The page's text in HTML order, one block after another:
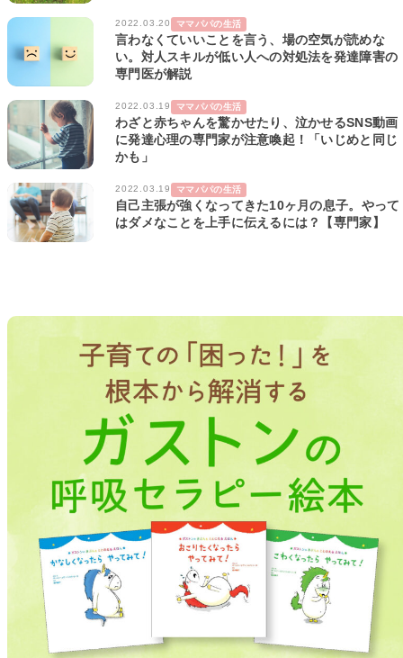
2022.03.20 ママパパの生活
言わなくていいことを言う、場の空気が読めな
い。対人スキルが低い人への対処法を発達障害の
専門医が解説
2022.03.19 ママパパの生活
わざと赤ちゃんを驚かせたり、泣かせるSNS動画
に発達心理の専門家が注意喚起！「いじめと同じ
かも」
2022.03.19 ママパパの生活
自己主張が強くなってきた10ヶ月の息子。やって
はダメなことを上手に伝えるには？【専門家】